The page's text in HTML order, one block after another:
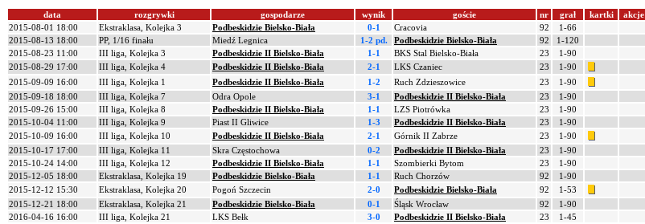
data rozgrywki gospodarze wynik goście nr grał kartki
akcje
2015-08-01 18:00
Ekstraklasa, Kolejka 3 Podbeskidzie Bielsko-Biała 0-1 Cracovia 92
1-66
2015-08-13 18:00
PP, 1/16 finału Miedź Legnica 1-2 pd. Podbeskidzie Bielsko-Biała 92
1-120
2015-08-23 11:00
III liga, Kolejka 3 Podbeskidzie II Bielsko-Biała 1-1 BKS Stal Bielsko-Biała 23
1-90
2015-08-29 17:00
III liga, Kolejka 4 Podbeskidzie II Bielsko-Biała 2-1 LKS Czaniec 23
1-90
2015-09-09 16:00
III liga, Kolejka 1 Podbeskidzie II Bielsko-Biała 1-2 Ruch Zdzieszowice 23
1-90
2015-09-18 18:00
III liga, Kolejka 7 Odra Opole 3-1 Podbeskidzie II Bielsko-Biała 23
1-90
2015-09-26 15:00
III liga, Kolejka 8 Podbeskidzie II Bielsko-Biała 1-1 LZS Piotrówka 23
1-90
2015-10-04 11:00
III liga, Kolejka 9 Piast II Gliwice 1-3 Podbeskidzie II Bielsko-Biała 23
1-90
2015-10-09 16:00
III liga, Kolejka 10 Podbeskidzie II Bielsko-Biała 2-1 Górnik II Zabrze 23
1-90
2015-10-17 17:00
III liga, Kolejka 11 Skra Częstochowa 0-2 Podbeskidzie II Bielsko-Biała 23
1-90
2015-10-24 14:00
III liga, Kolejka 12 Podbeskidzie II Bielsko-Biała 1-1 Szombierki Bytom 23
1-90
2015-12-05 18:00
Ekstraklasa, Kolejka 19 Podbeskidzie Bielsko-Biała 1-1 Ruch Chorzów 92
1-90
2015-12-12 15:30
Ekstraklasa, Kolejka 20 Pogoń Szczecin 2-0 Podbeskidzie Bielsko-Biała 92
1-53
2015-12-21 18:00
Ekstraklasa, Kolejka 21 Podbeskidzie Bielsko-Biała 0-1 Śląsk Wrocław 92
1-90
2016-04-16 16:00
III liga, Kolejka 21 LKS Bełk 3-0 Podbeskidzie II Bielsko-Biała 23
1-45